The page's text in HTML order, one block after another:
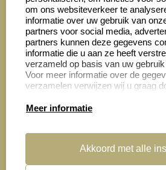
Zakelijk:
Aanvraag op maat
Cadeaubonnen
handleidingen
om ons websiteverkeer te
informatie over uw gebruik van
partners voor social media,
partners kunnen deze gegevens
informatie die u aan ze heeft
verzameld op basis van uw
Voor meer informatie over de
verzamelen verwijzen wij u graag
Meer informatie
Akkoord met alle